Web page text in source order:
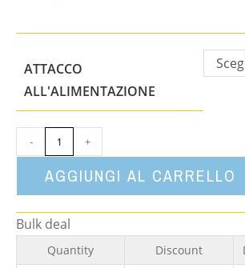
ATTACCO
ALL'ALIMENTAZIONE
- +
AGGIUNGI AL CARRELLO
Bulk deal
Quantity Discount